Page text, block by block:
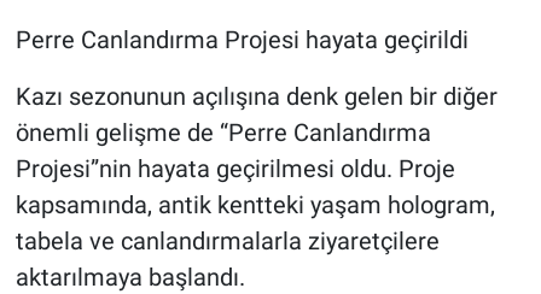
Perre Canlandırma Projesi hayata geçirildi
Kazı sezonunun açılışına denk gelen bir diğer
önemli gelişme de “Perre Canlandırma
Projesi”nin hayata geçirilmesi oldu. Proje
kapsamında, antik kentteki yaşam hologram,
tabela ve canlandırmalarla ziyaretçilere
aktarılmaya başlandı.